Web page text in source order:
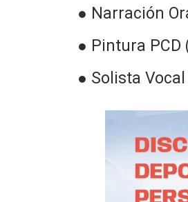
● Narración
● Pintura PCD
● Solista